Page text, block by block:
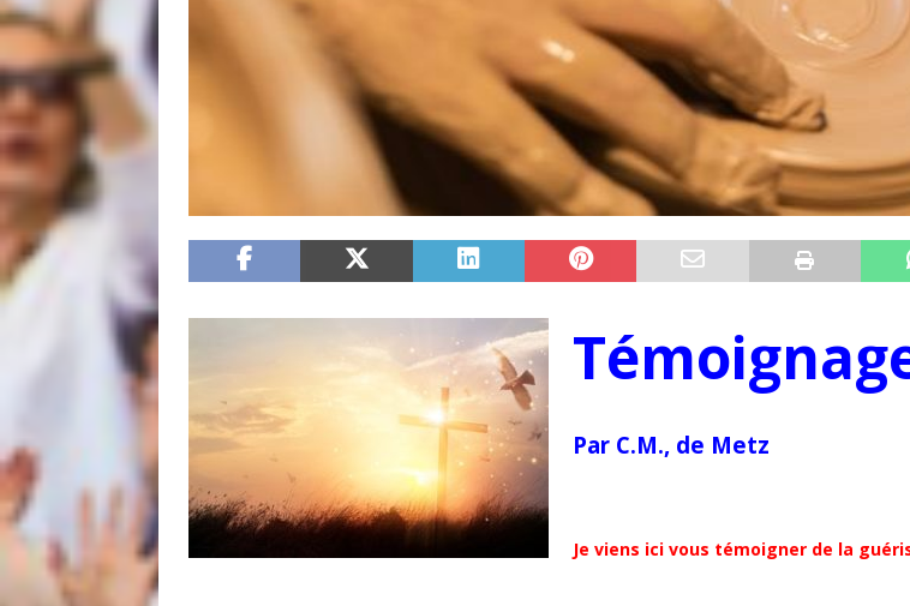
Par C.M., de Metz
Je viens ici vous témoigner de la